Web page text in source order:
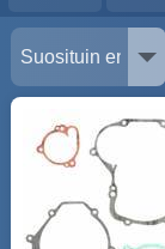
Mopoauton
Mönkijän